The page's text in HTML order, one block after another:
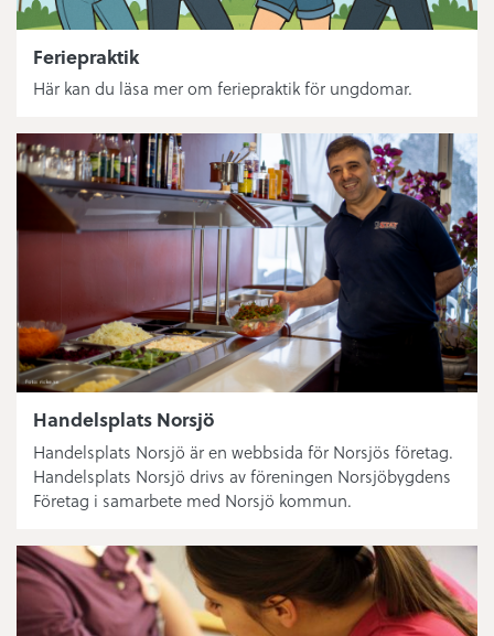
Feriepraktik
Här kan du läsa mer om feriepraktik för ungdomar.
Handelsplats Norsjö
Handelsplats Norsjö är en webbsida för Norsjös företag.
Handelsplats Norsjö drivs av föreningen Norsjöbygdens
Företag i samarbete med Norsjö kommun.